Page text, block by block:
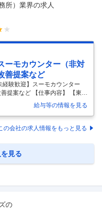
次・年次業務 ・伝票起票 ・
所）業界の求人
ーモカウンター（非対
善提案など
験歓迎】スーモカウンター
提案など 【仕事内容】 【東
ー（非対面）スタッフ◆来場
内容】 ★業務内容 スーモカウ
務改善提案・新規施策検討』
ウンターとは：注文住宅や新
モカウンターのサービス利用
当いただきます。 ・来場予約
給与等の情報を見る
の会社の求人情報をもっと見る
見る
の